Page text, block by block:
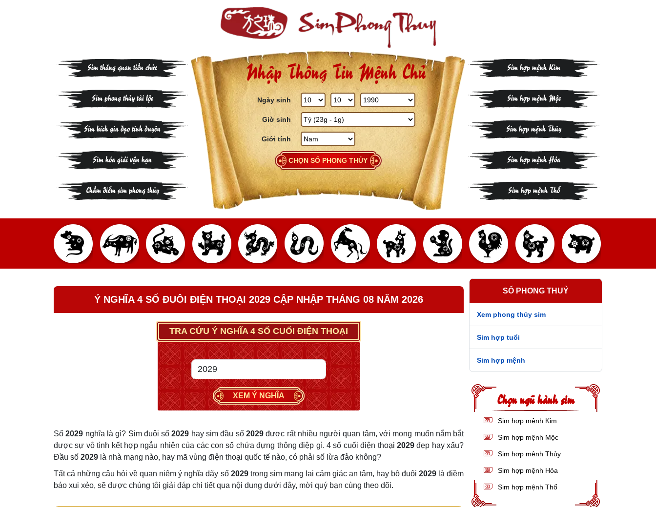
Sim thăng quan tiến chức
Sim phong thủy tài lộc
Sim kích gia đạo tình duyên
Sim hóa giải vận hạn
Chấm điểm sim phong thủy
Nhập Thông Tin Mệnh Chủ
Ngày sinh
Giờ sinh
Giới tính
CHỌN SỐ PHONG THỦY
Sim hợp mệnh Kim
Sim hợp mệnh Mộc
Sim hợp mệnh Thủy
Sim hợp mệnh Hỏa
Sim hợp mệnh Thổ
Ý NGHĨA 4 SỐ ĐUÔI ĐIỆN THOẠI 2029 CẬP NHẬP THÁNG 08 NĂM 2026
TRA CỨU Ý NGHĨA 4 SỐ CUỐI ĐIỆN THOẠI
XEM Ý NGHĨA
Số2029 nghĩa là gì? Sim đuôi số2029 hay sim đầu số 2029được rất nhiều người quan tâm, với mong muốn nắm bắt
được sự vô tình kết hợp ngẫu nhiên của các con số chứa đựng thông điệp gì. 4 số cuối điện thoại 2029đẹp hay xấu?
Đầu số 2029 là nhà mạng nào, hay mã vùng điện thoại quốc tế nào, có phải số lừa đảo không?
Tất cả những câu hỏi về quan niệm ý nghĩa dãy số 2029trong sim mang lại cảm giác an tâm, hay bộ đuôi2029 là điềm
báo xui xẻo, sẽ được chúng tôi giải đáp chi tiết qua nội dung dưới đây, mời quý bạn cùng theo dõi.
SỐ PHONG THUỶ
Xem phong thủy sim
Sim hợp tuổi
Sim hợp mệnh
Chọn ngũ hành sim
Sim hợp mệnh Kim
Sim hợp mệnh Mộc
Sim hợp mệnh Thủy
Sim hợp mệnh Hỏa
Sim hợp mệnh Thổ